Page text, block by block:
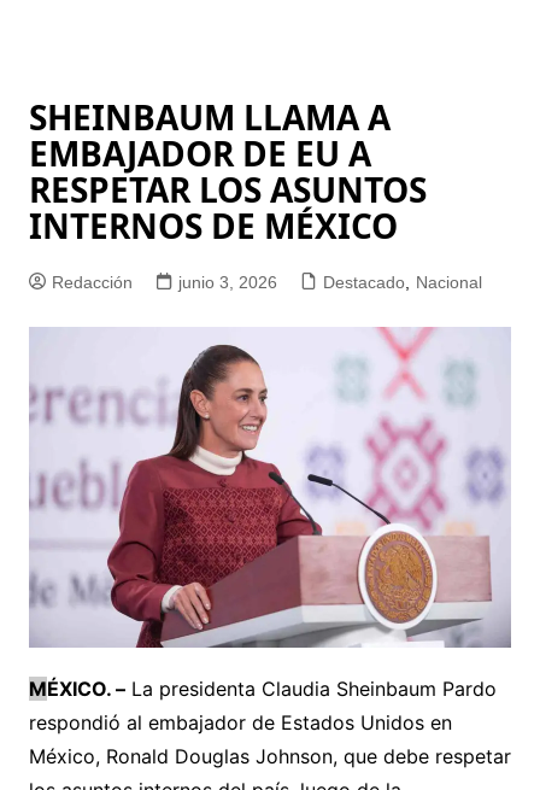
SHEINBAUM LLAMA A
EMBAJADOR DE EU A
RESPETAR LOS ASUNTOS
INTERNOS DE MÉXICO
Redacción junio 3, 2026 Destacado, Nacional
MÉXICO. –La presidenta Claudia Sheinbaum Pardo
respondió al embajador de Estados Unidos en
México, Ronald Douglas Johnson, que debe respetar